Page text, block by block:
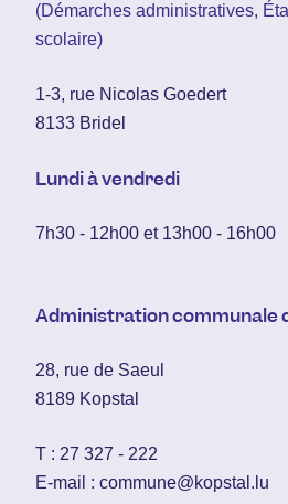
(Démarches administratives,
scolaire)
1-3, rue Nicolas Goedert
8133 Bridel
Lundi à vendredi
7h30 - 12h00 et 13h00 - 16h00
Administration communale
28, rue de Saeul
8189 Kopstal
T : 27 327 - 222
E-mail : commune@kopstal.lu